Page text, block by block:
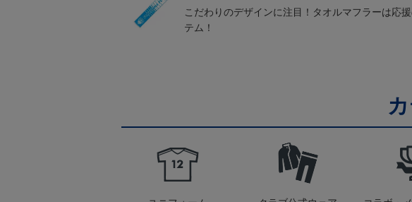
こだわりのデザインに注目！タオルマフラーは応
テム！